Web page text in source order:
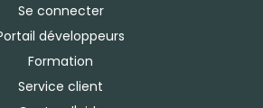
Se connecter
développeurs
Formation
Service client